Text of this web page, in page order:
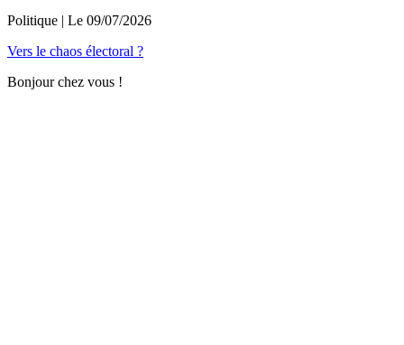
Politique | Le 09/07/2026
Vers le chaos électoral ?
Bonjour chez vous !